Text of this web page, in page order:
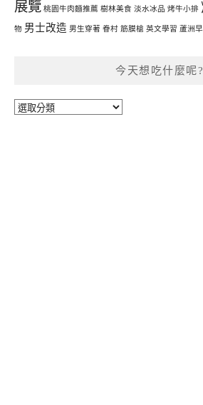
展覽 桃園牛肉麵推薦 樹林美食 淡水冰品 烤牛小排
物 男士改造 男生穿著 眷村 筋膜槍 英文學習 蘆洲
今天想吃什麼呢?
今